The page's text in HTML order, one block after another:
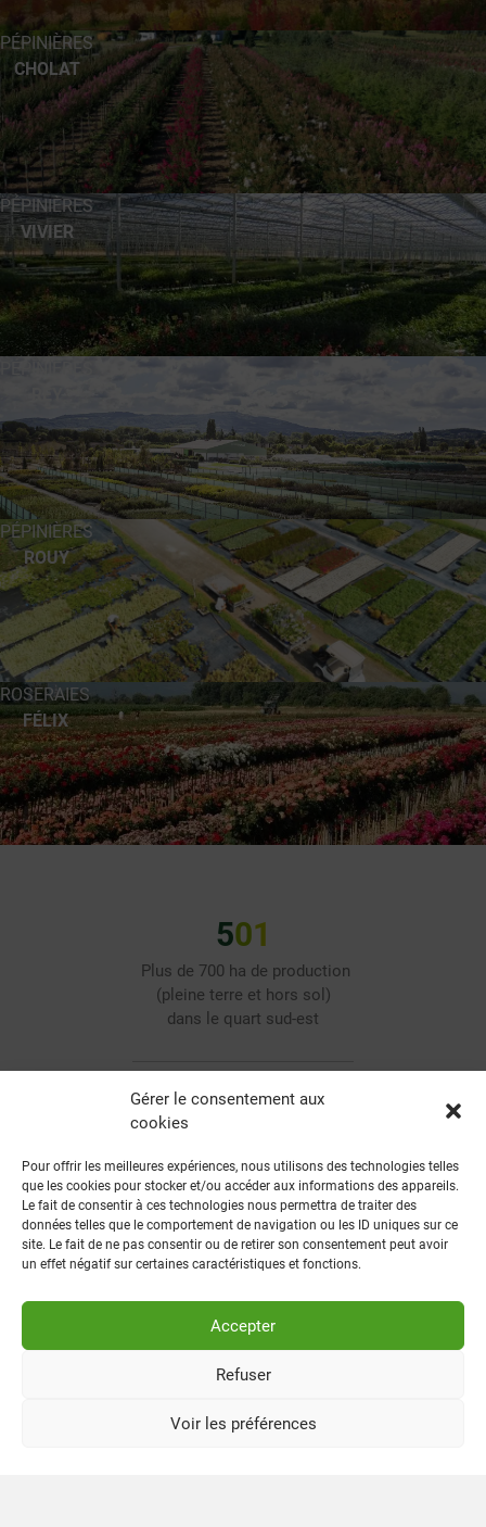
Gérer le consentement aux
cookies
Pour offrir les meilleures expériences, nous utilisons des technologies telles
que les cookies pour stocker et/ou accéder aux informations des appareils.
Le fait de consentir à ces technologies nous permettra de traiter des
données telles que le comportement de navigation ou les ID uniques sur ce
site. Le fait de ne pas consentir ou de retirer son consentement peut avoir
un effet négatif sur certaines caractéristiques et fonctions.
Accepter
Refuser
Voir les préférences
PÉPINIÈRES
CHOLAT
PÉPINIÈRES
VIVIER
PÉPINIÈRES
ROUY
ROSERAIES
FÉLIX
621
Plus de 700 ha de production
(pleine terre et hors sol)
dans le quart sud-est
1741653
2583
Plus de 3000 espèces et variétés
UNIQO
simplifiée, service sur mesure efficace, savoir-faire et